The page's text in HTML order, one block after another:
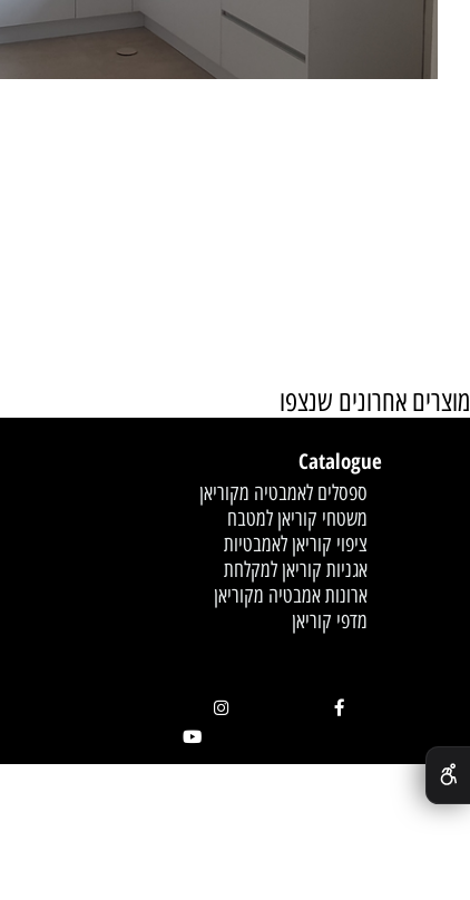
Catalogue
ספסלים לאמבטיה מקוריאן
משטחי קוריאן למטבח
ציפוי קוריאן לאמבטיות
אגניות קוריאן למקלחת
לחץ פעמיים